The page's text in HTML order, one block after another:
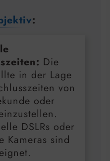
:
Die
in der Lage
von
oder
DSLRs oder
Kameras sind